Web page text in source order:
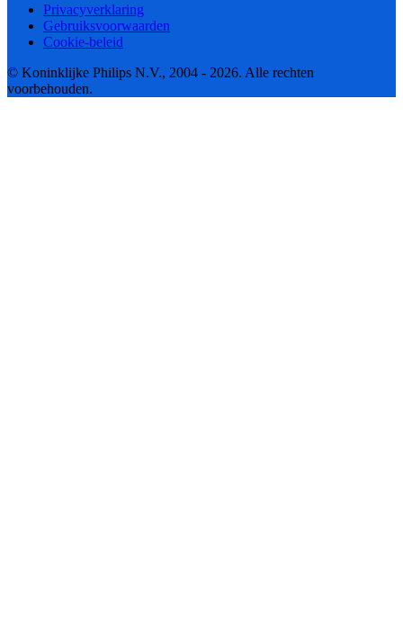
Privacyverklaring
Gebruiksvoorwaarden
Cookie-beleid
© Koninklijke Philips N.V., 2004 - 2026. Alle rechten
voorbehouden.